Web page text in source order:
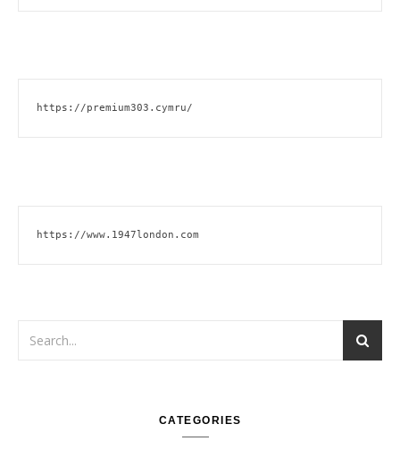
https://premium303.cymru/
https://www.1947london.com
CATEGORIES